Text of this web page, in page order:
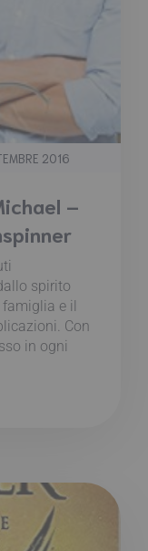
2016
–
spirito
e il
Con
in ogni